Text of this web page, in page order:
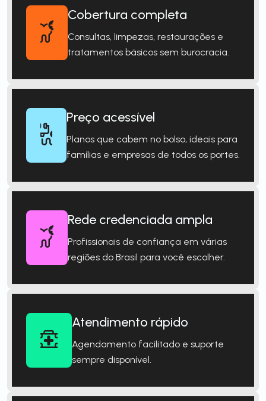
Cobertura completa
Consultas, limpezas, restaurações e
tratamentos básicos sem burocracia.
Preço acessível
Planos que cabem no bolso, ideais para
famílias e empresas de todos os portes.
Rede credenciada ampla
Profissionais de confiança em várias
regiões do Brasil para você escolher.
Atendimento rápido
Agendamento facilitado e suporte
sempre disponível.